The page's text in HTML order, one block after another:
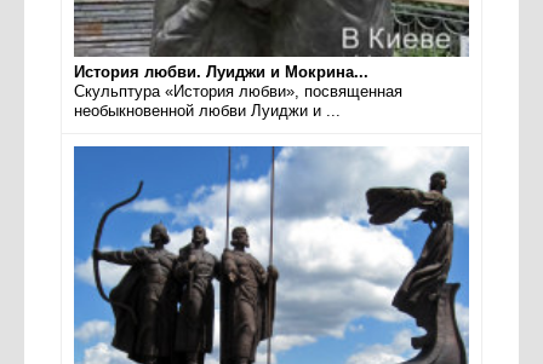
История любви. Луиджи и Мокрина...
Скульптура «История любви», посвященная
необыкновенной любви Луиджи и ...